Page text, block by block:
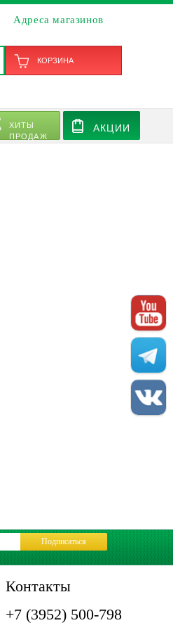
Адреса магазинов
КОРЗИНА
ХИТЫ
ПРОДАЖ
АКЦИИ
Подписаться
Контакты
+7 (3952) 500-798